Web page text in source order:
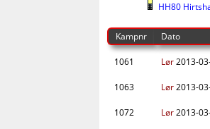
HH80
Kampnr Dato
1061 Lør2013-
1063
Lør2013-
1072
Lør2013-